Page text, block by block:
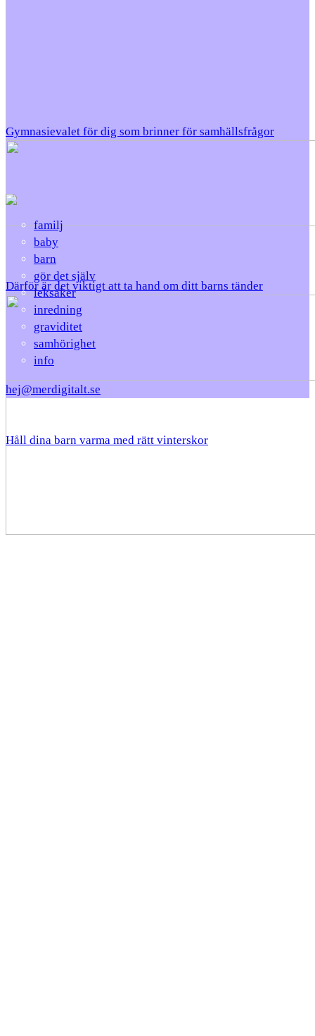
Gymnasievalet för dig som brinner för samhällsfrågor
Därför är det viktigt att ta hand om ditt barns tänder
Håll dina barn varma med rätt vinterskor
familj
baby
barn
gör det själv
leksaker
inredning
graviditet
samhörighet
info
hej@merdigitalt.se